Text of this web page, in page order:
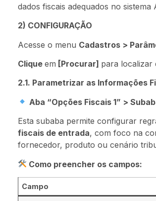
dados fiscais adequados no
2) CONFIGURAÇÃO
Acesse o menu Cadastros >
Clique em [Procurar] para localizar
2.1. Parametrizar as Informações
Aba “Opções Fiscais 1” >
Esta subaba permite configurar
fiscais de entrada, com foco na
fornecedor, produto ou cenário
Como preencher os campos:
Campo